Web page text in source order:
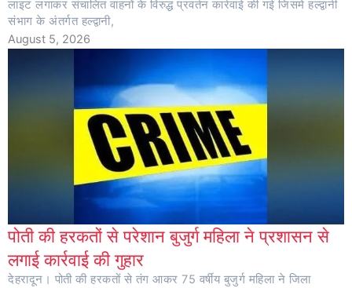
लाइट लगाकर संचालित वाहनों के विरुद्ध प्रवर्तन कार्रवाई की गई जिसमे हल्द्वानी
संभाग के अंतर्गत हल्द्वानी,
August 5, 2026
पोती की हरकतों से परेशान बुजुर्ग महिला ने प्रशासन से
लगाई कार्रवाई की गुहार
देहरादून। पोती की हरकतों से तंग आकर 75 वर्षीय बुजुर्ग महिला ने जिला